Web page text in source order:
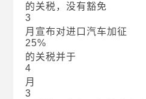
的关税，没有豁免
3
月宣布对进口汽车加征
25%
的关税并于
4
月
3